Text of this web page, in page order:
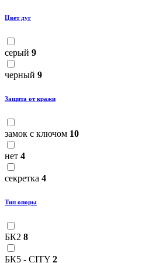
Цвет дуг
серый 9
черный 9
Защита от кражи
замок с ключом 10
нет 4
секретка 4
Тип опоры
БК2 8
БК5 - CITY 2